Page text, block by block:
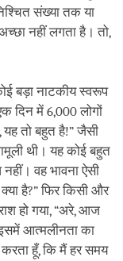
संख्या तक या
नहीं लगता है। तो,
बड़ा नाटकीय स्वरूप
दिन में 6,000 लोगों
तो बहुत है!” जैसी
थी। यह कोई बहुत
वह भावना ऐसी
है?” फिर किसी और
हो गया, “अरे, आज
आत्मलीनता का
करता हूँ, कि मैं हर समय